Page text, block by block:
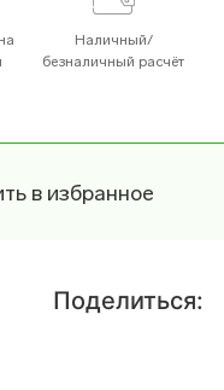
Наличный/
безналичный расчёт
в избранное
Поделиться: